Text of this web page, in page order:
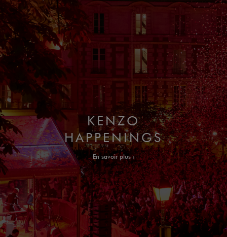
KENZO
HAPPENINGS
En savoir plus